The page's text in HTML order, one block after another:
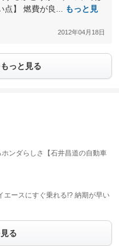
点】 燃費が良...
もっと見
2012年04月18日
っと見る
ンダらしさ【石井昌道の自動車
エースにすぐ乗れる!? 納期が早い
る